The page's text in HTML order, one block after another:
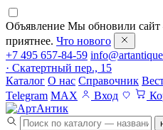
Объявление Мы обновили сайт
приятнее. Что нового
+7 495 657-84-59
· Скатертный пер., 15
Каталог О нас Справочник
Telegram MAX Вход